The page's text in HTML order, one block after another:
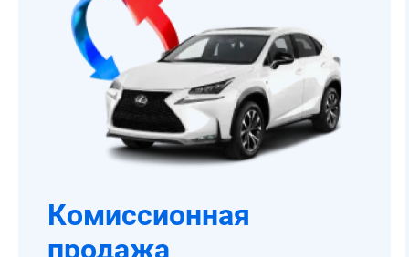
Комиссионная
продажа